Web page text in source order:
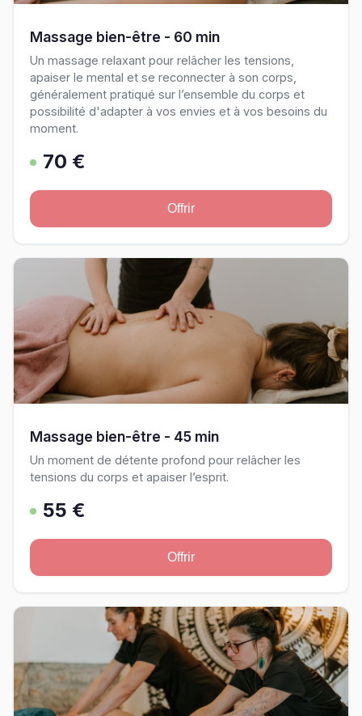
Massage bien-être - 60 min
Un massage relaxant pour relâcher les tensions,
apaiser le mental et se reconnecter à son corps,
généralement pratiqué sur l’ensemble du corps et
possibilité d'adapter à vos envies et à vos besoins du
moment.
70 €
Offrir
Massage bien-être - 45 min
Un moment de détente profond pour relâcher les
tensions du corps et apaiser l’esprit.
55 €
Offrir